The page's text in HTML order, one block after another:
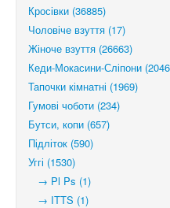
Кросівки (36885)
Чоловіче взуття (17)
Жіноче взуття (26663)
Кеди-Мокасини-Сліпони
Тапочки кімнатні (1969)
Гумові чоботи (234)
Бутси, копи (657)
Підліток (590)
Уггі (1530)
→ Pl Ps (1)
→ ITTS (1)